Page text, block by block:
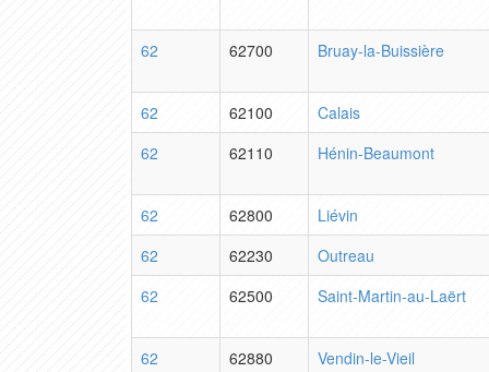
62 62700 Bruay-la-Buissière
62 62100
Calais
62
62110 Hénin-Beaumont
62 62800
Liévin
62
62230
Outreau
62
62500 Saint-Martin-au-Laërt
62 62880 Vendin-le-Vieil